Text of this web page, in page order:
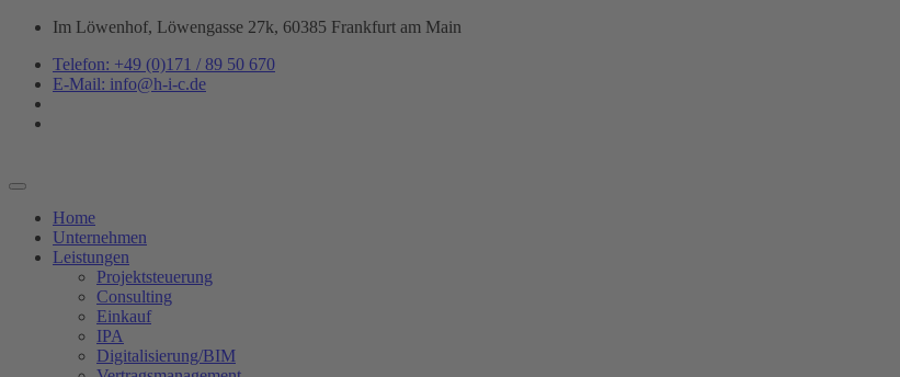
Zum
springen
Im Löwenhof, Löwengasse 27k, 60385 Frankfurt am Main
Telefon: +49 (0)171 / 89 50 670
E-Mail: info@h-i-c.de
Home
Unternehmen
Leistungen
Projektsteuerung
Consulting
Einkauf
IPA
Digitalisierung/BIM